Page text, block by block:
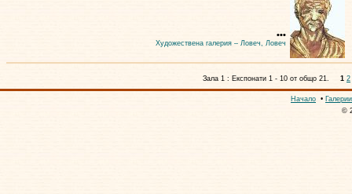
•••
Художествена галерия – Ловеч, Ловеч
Зала 1 : Експонати 1 - 10 от общо 21. 1 2
Начало • Галерии
©